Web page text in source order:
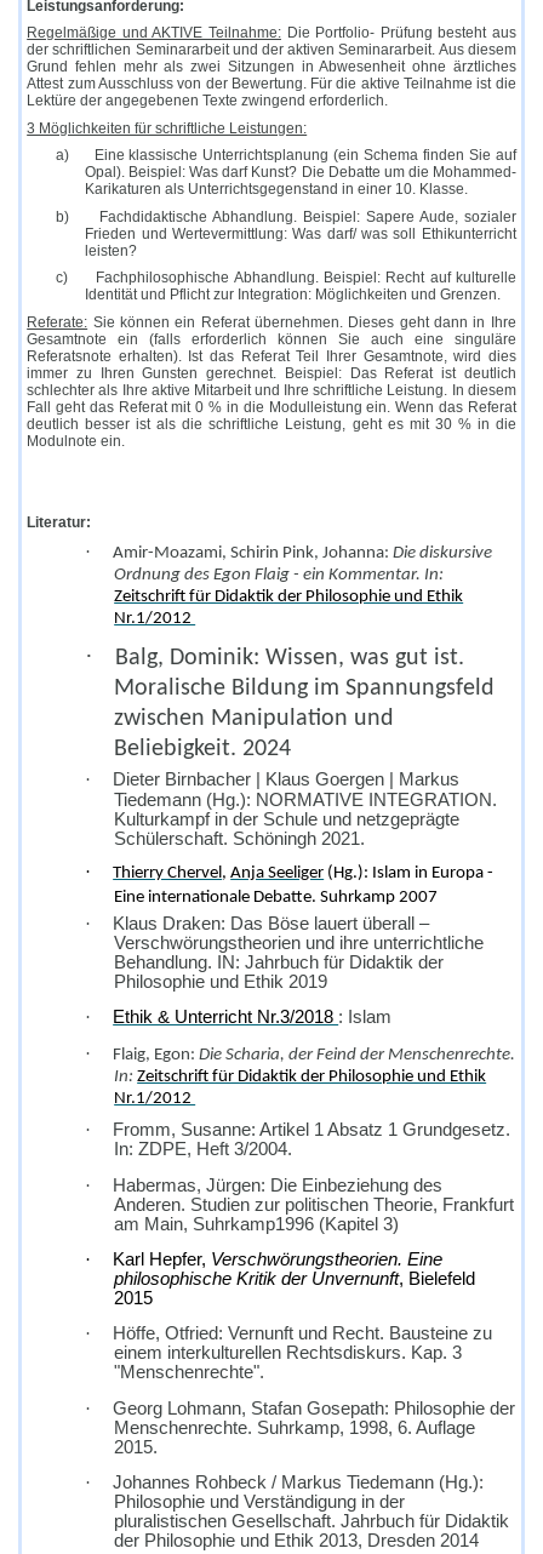
Leistungsanforderung:
Regelmäßige und AKTIVE Teilnahme:Die Portfolio- Prüfung besteht aus
der schriftlichen Seminararbeit und der aktiven Seminararbeit. Aus diesem
Grund fehlen mehr als zwei Sitzungen in Abwesenheit ohne ärztliches
Attest zum Ausschluss von der Bewertung. Für die aktive Teilnahme ist die
Lektüre der angegebenen Texte zwingend erforderlich.
3 Möglichkeiten für schriftliche Leistungen:
a)
Eine klassische Unterrichtsplanung (ein Schema finden Sie auf
Opal). Beispiel: Was darf Kunst? Die Debatte um die Mohammed-
Karikaturen als Unterrichtsgegenstand in einer 10. Klasse.
b)
Fachdidaktische Abhandlung. Beispiel: Sapere Aude, sozialer
Frieden und Wertevermittlung: Was darf/ was soll Ethikunterricht
leisten?
c)
Fachphilosophische Abhandlung. Beispiel: Recht auf kulturelle
Identität und Pflicht zur Integration: Möglichkeiten und Grenzen.
Referate: Sie können ein Referat übernehmen. Dieses geht dann in Ihre
Gesamtnote ein (falls erforderlich können Sie auch eine singuläre
Referatsnote erhalten). Ist das Referat Teil Ihrer Gesamtnote, wird dies
immer zu Ihren Gunsten gerechnet. Beispiel: Das Referat ist deutlich
schlechter als Ihre aktive Mitarbeit und Ihre schriftliche Leistung. In diesem
Fall geht das Referat mit 0 % in die Modulleistung ein. Wenn das Referat
deutlich besser ist als die schriftliche Leistung, geht es mit 30 % in die
Modulnote ein.
Literatur:
· Amir-Moazami, Schirin Pink, Johanna:Die diskursive
Ordnung des Egon Flaig - ein Kommentar. In:
Zeitschrift für Didaktik der Philosophie und Ethik
Nr.1/2012
·
Balg, Dominik: Wissen, was gut ist.
Moralische Bildung im Spannungsfeld
zwischen Manipulation und
Beliebigkeit. 2024
·
Dieter Birnbacher | Klaus Goergen | Markus
Tiedemann (Hg.): NORMATIVE INTEGRATION.
Kulturkampf in der Schule und netzgeprägte
Schülerschaft. Schöningh 2021.
·
Thierry Chervel ,Anja Seeliger (Hg.): Islam in Europa -
Eine internationale Debatte. Suhrkamp 2007
·
Klaus Draken: Das Böse lauert überall –
Verschwörungstheorien und ihre unterrichtliche
Behandlung. IN: Jahrbuch für Didaktik der
Philosophie und Ethik 2019
·
Ethik & Unterricht Nr.3/2018 : Islam
·
Flaig, Egon:Die Scharia, der Feind der Menschenrechte.
In:Zeitschrift für Didaktik der Philosophie und Ethik
Nr.1/2012
·
Fromm, Susanne: Artikel 1 Absatz 1 Grundgesetz.
In: ZDPE, Heft 3/2004.
·
Habermas, Jürgen: Die Einbeziehung des
Anderen. Studien zur politischen Theorie, Frankfurt
am Main, Suhrkamp1996 (Kapitel 3)
·
Karl Hepfer, Verschwörungstheorien. Eine
philosophische Kritik der Unvernunft, Bielefeld
2015
·
Höffe, Otfried: Vernunft und Recht. Bausteine zu
einem interkulturellen Rechtsdiskurs. Kap. 3
"Menschenrechte".
·
Georg Lohmann, Stafan Gosepath: Philosophie der
Menschenrechte. Suhrkamp, 1998, 6. Auflage
2015.
·
Johannes Rohbeck / Markus Tiedemann (Hg.):
Philosophie und Verständigung in der
pluralistischen Gesellschaft. Jahrbuch für Didaktik
der Philosophie und Ethik 2013, Dresden 2014